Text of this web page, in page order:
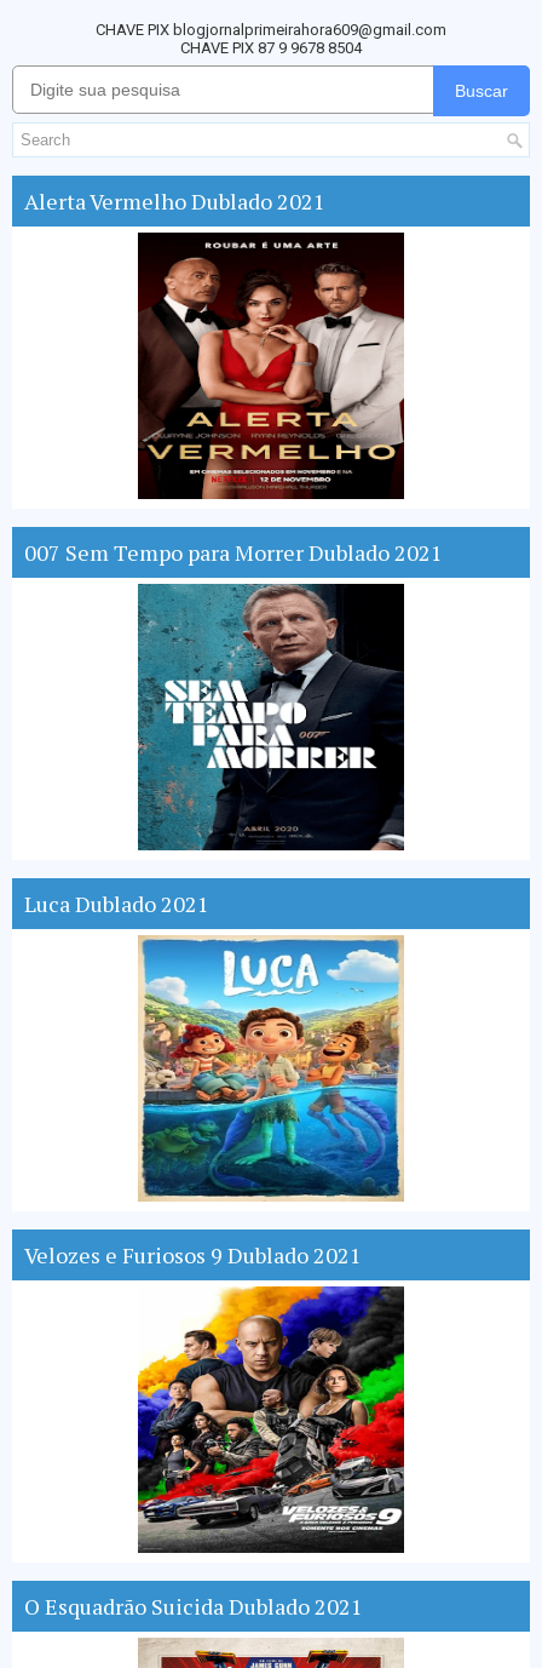
CHAVE PIX blogjornalprimeirahora609@gmail.com
CHAVE PIX 87 9 9678 8504
Buscar
Alerta Vermelho Dublado 2021
007 Sem Tempo para Morrer Dublado 2021
Luca Dublado 2021
Velozes e Furiosos 9 Dublado 2021
O Esquadrão Suicida Dublado 2021